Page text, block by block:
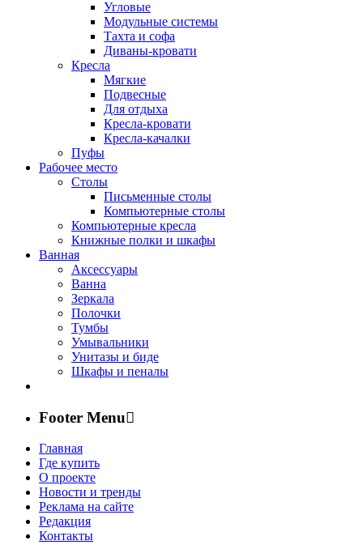
Угловые
Модульные системы
Тахта и софа
Диваны-кровати
Кресла
Мягкие
Подвесные
Для отдыха
Кресла-кровати
Кресла-качалки
Пуфы
Рабочее место
Столы
Письменные столы
Компьютерные столы
Компьютерные кресла
Книжные полки и шкафы
Ванная
Аксессуары
Ванна
Зеркала
Полочки
Тумбы
Умывальники
Унитазы и биде
Шкафы и пеналы
Footer Menu
Главная
Где купить
О проекте
Новости и тренды
Реклама на сайте
Редакция
Контакты